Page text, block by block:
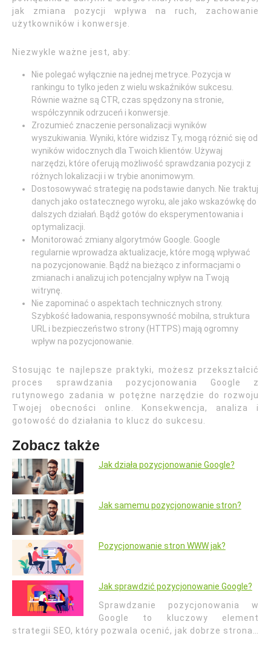
jak zmiana pozycji wpływa na ruch, zachowanie
użytkowników i konwersje.
Niezwykle ważne jest, aby:
Nie polegać wyłącznie na jednej metryce. Pozycja w
rankingu to tylko jeden z wielu wskaźników sukcesu.
Równie ważne są CTR, czas spędzony na stronie,
współczynnik odrzuceń i konwersje.
Zrozumieć znaczenie personalizacji wyników
wyszukiwania. Wyniki, które widzisz Ty, mogą różnić się od
wyników widocznych dla Twoich klientów. Używaj
narzędzi, które oferują możliwość sprawdzania pozycji z
różnych lokalizacji i w trybie anonimowym.
Dostosowywać strategię na podstawie danych. Nie traktuj
danych jako ostatecznego wyroku, ale jako wskazówkę do
dalszych działań. Bądź gotów do eksperymentowania i
optymalizacji.
Monitorować zmiany algorytmów Google. Google
regularnie wprowadza aktualizacje, które mogą wpływać
na pozycjonowanie. Bądź na bieżąco z informacjami o
zmianach i analizuj ich potencjalny wpływ na Twoją
witrynę.
Nie zapominać o aspektach technicznych strony.
Szybkość ładowania, responsywność mobilna, struktura
URL i bezpieczeństwo strony (HTTPS) mają ogromny
wpływ na pozycjonowanie.
Stosując te najlepsze praktyki, możesz przekształcić
proces sprawdzania pozycjonowania Google z
rutynowego zadania w potężne narzędzie do rozwoju
Twojej obecności online. Konsekwencja, analiza i
gotowość do działania to klucz do sukcesu.
Zobacz także
Jak działa pozycjonowanie Google?
Jak samemu pozycjonowanie stron?
Pozycjonowanie stron WWW jak?
Jak sprawdzić pozycjonowanie Google?
Sprawdzanie pozycjonowania w
Google to kluczowy element
strategii SEO, który pozwala ocenić, jak dobrze strona…